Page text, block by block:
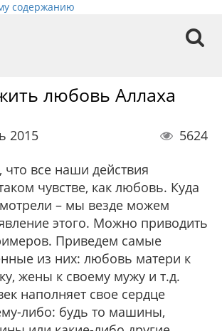
содержанию
любовь Аллаха
2015
5624
что все наши действия
чувстве, как любовь. Куда
– мы везде можем
этого. Можно приводить
Приведем самые
из них: любовь матери к
жены к своему мужу и т.д.
наполняет свое сердце
либо: будь то машины,